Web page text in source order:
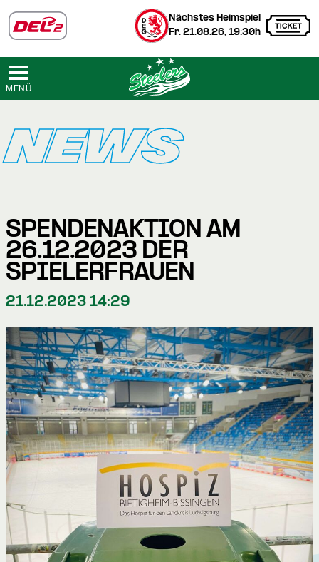
Nächstes Heimspiel
Fr. 21.08.26, 19:30h
MENÜ
NEWS
SPENDENAKTION AM
26.12.2023 DER
SPIELERFRAUEN
21.12.2023 14:29